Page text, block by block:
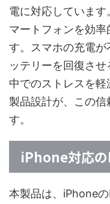
電に対応していま
マートフォンを効
す。スマホの充電
ッテリーを回復さ
中でのストレスを
製品設計が、この
す。
iPhone対応
本製品は、iPhone